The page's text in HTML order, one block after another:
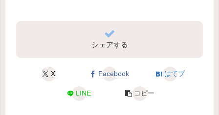
シェアする
X Facebook はてブ
LINE コピー